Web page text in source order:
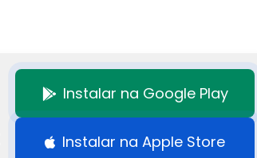
Instalar na Google Play
Instalar na Apple Store